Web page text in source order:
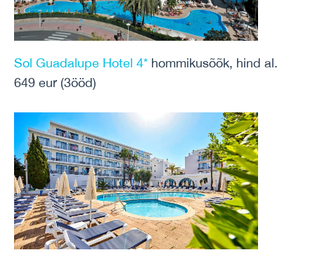
Sol Guadalupe Hotel 4* hommikusõõk, hind al.
649 eur (3ööd)